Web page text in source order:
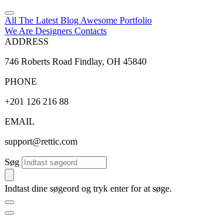
All The Latest Blog Awesome Portfolio
We Are Designers Contacts
ADDRESS
746 Roberts Road Findlay, OH 45840
PHONE
+201 126 216 88
EMAIL
support@rettic.com
Søg
Indtast dine søgeord og tryk enter for at søge.